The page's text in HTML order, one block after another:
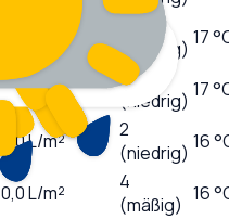
(niedrig) 17
0,0L/m²
1
(niedrig) 17
0,0L/m²
2
(niedrig) 16
0,0L/m²
4
(mäßig) 16